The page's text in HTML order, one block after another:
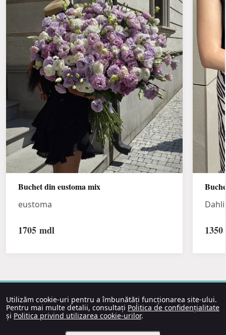
Buchet din eustoma mix
eustoma
1705 mdl 1350
Utilizăm cookie-uri pentru a îmbunătăți funcționarea site-ului.
Pentru mai multe detalii, consultați Politica de confidențialitate
și Politica privind utilizarea cookie-urilor.